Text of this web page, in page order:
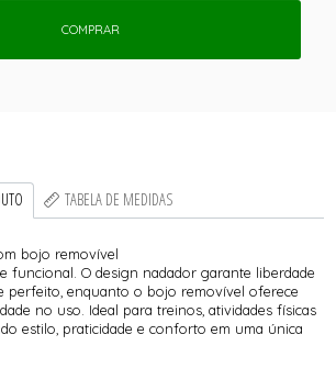
COMPRAR
TABELA DE MEDIDAS
bojo removível
funcional. O design nadador garante liberdade
perfeito, enquanto o bojo removível oferece
no uso. Ideal para treinos, atividades físicas
estilo, praticidade e conforto em uma única